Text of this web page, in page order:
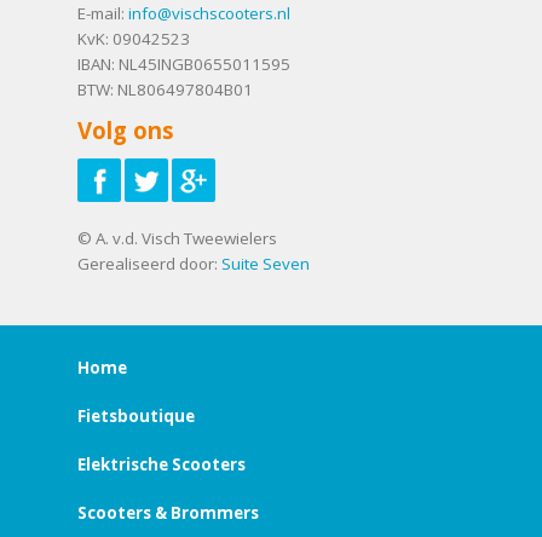
E-mail: info@vischscooters.nl
KvK: 09042523
IBAN: NL45INGB0655011595
BTW: NL806497804B01
Volg ons
© A. v.d. Visch Tweewielers
Gerealiseerd door: Suite Seven
Home
Fietsboutique
Elektrische Scooters
Scooters & Brommers